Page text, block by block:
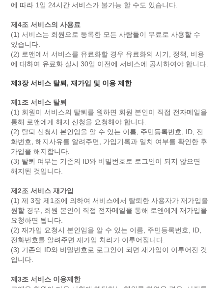
에 따라 1일 24시간 서비스가 불가능 할 수도 있습니다.
제4조 서비스의 사용료
(1) 서비스는 회원으로 등록한 모든 사람들이 무료로 사용할 수
있습니다.
(2) 로앤에서 서비스를 유료화할 경우 유료화의 시기, 정책, 비용
에 대하여 유료화 실시 30일 이전에 서비스에 공시하여야 합니다.
제3장 서비스 탈퇴, 재가입 및 이용 제한
제1조 서비스 탈퇴
(1) 회원이 서비스의 탈퇴를 원하면 회원 본인이 직접 전자메일을
통해 로앤에게 해지 신청을 요청해야 합니다.
(2) 탈퇴 신청시 본인임을 알 수 있는 이름, 주민등록번호, ID, 전
화번호, 해지사유를 알려주면, 가입기록과 일치 여부를 확인한 후
가입을 해지합니다.
(3) 탈퇴 여부는 기존의 ID와 비밀번호로 로그인이 되지 않으면
해지된 것입니다.
제2조 서비스 재가입
(1) 제 3장 제1조에 의하여 서비스에서 탈퇴한 사용자가 재가입을
원할 경우, 회원 본인이 직접 전자메일을 통해 로앤에게 재가입을
요청하면 됩니다.
(2) 재가입 요청시 본인임을 알 수 있는 이름, 주민등록번호, ID,
전화번호를 알려주면 재가입 처리가 이루어집니다.
(3) 기존의 ID와 비밀번호로 로그인이 되면 재가입이 이루어진 것
입니다.
제3조 서비스 이용제한